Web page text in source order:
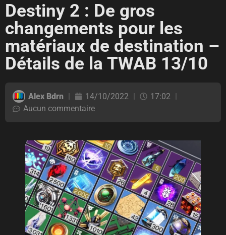
Destiny 2 : De gros
changements pour les
matériaux de destination –
Détails de la TWAB 13/10
Alex Bdrn 14/10/2022
17:02
Aucun commentaire